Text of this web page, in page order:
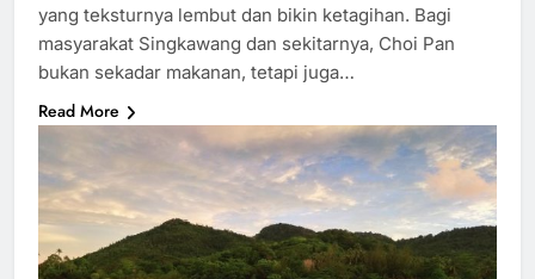
yang teksturnya lembut dan bikin ketagihan. Bagi
masyarakat Singkawang dan sekitarnya, Choi Pan
bukan sekadar makanan, tetapi juga…
Read More